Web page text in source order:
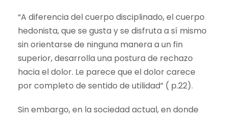
“A diferencia del cuerpo disciplinado, el cuerpo
hedonista, que se gusta y se disfruta a sí mismo
sin orientarse de ninguna manera a un fin
superior, desarrolla una postura de rechazo
hacia el dolor. Le parece que el dolor carece
por completo de sentido de utilidad” ( p.22).
Sin embargo, en la sociedad actual, en donde